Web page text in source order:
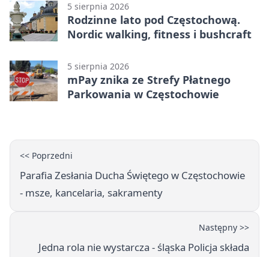
5 sierpnia 2026
Rodzinne lato pod Częstochową.
Nordic walking, fitness i bushcraft
5 sierpnia 2026
mPay znika ze Strefy Płatnego
Parkowania w Częstochowie
<< Poprzedni
Parafia Zesłania Ducha Świętego w Częstochowie
- msze, kancelaria, sakramenty
Następny >>
Jedna rola nie wystarcza - śląska Policja składa